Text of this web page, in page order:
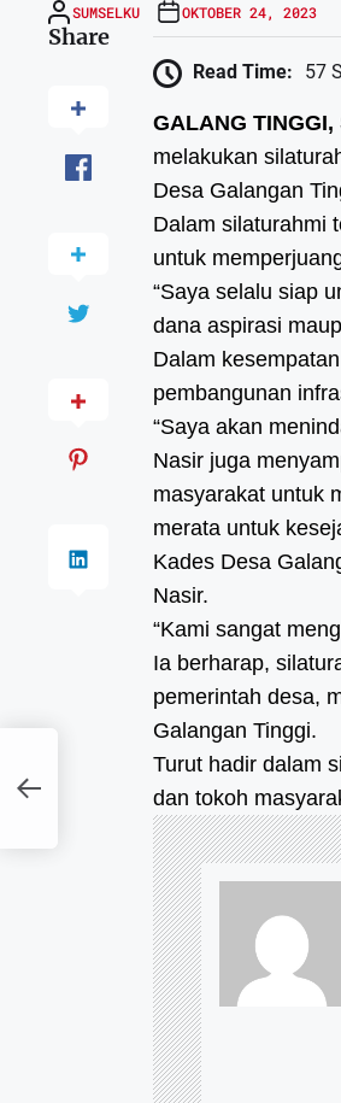
SUMSELKU OKTOBER 24, 2023
Share
Read Time: 57
GALANG
melakukan
Desa Galangan
Dalam silaturahmi
untuk
“Saya selalu siap
dana aspirasi
Dalam
pembangunan
“Saya akan
Nasir juga
masyarakat untuk
merata untuk
Kades Desa
Nasir.
“Kami sangat
Ia berharap,
pemerintah desa,
Galangan Tinggi.
Turut hadir dalam
dan tokoh